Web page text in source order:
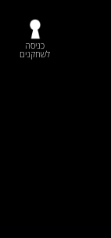
כניסה
לשחקנים